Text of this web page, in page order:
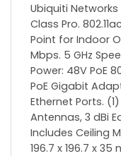
Ubiquiti Networks
Class Pro.
Point for Indoor
Mbps. 5 GHz
Power: 48V PoE
PoE Gigabit
Ethernet Ports.
Antennas, 3 dBi
Includes Ceiling
196.7 x 196.7 x 35